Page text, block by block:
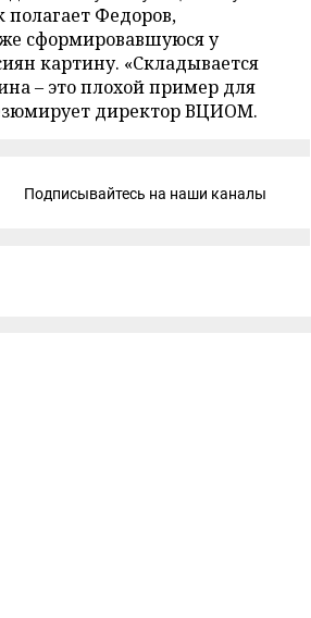
полагает Федоров,
сформировавшуюся у
картину. «Складывается
– это плохой пример для
директор ВЦИОМ.
Подписывайтесь на наши каналы